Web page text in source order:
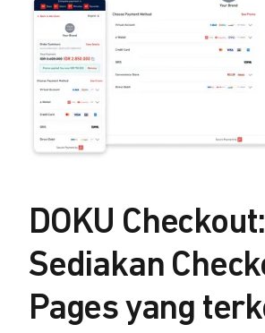
DOKU
Sediakan
Pages yang